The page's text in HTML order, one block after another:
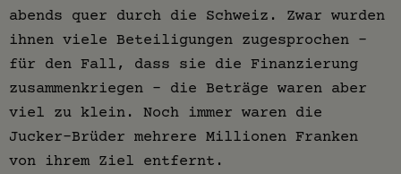
abends quer durch die Schweiz. Zwar wurden
ihnen viele Beteiligungen zugesprochen –
für den Fall, dass sie die Finanzierung
zusammenkriegen – die Beträge waren aber
viel zu klein. Noch immer waren die
Jucker-Brüder mehrere Millionen Franken
von ihrem Ziel entfernt.